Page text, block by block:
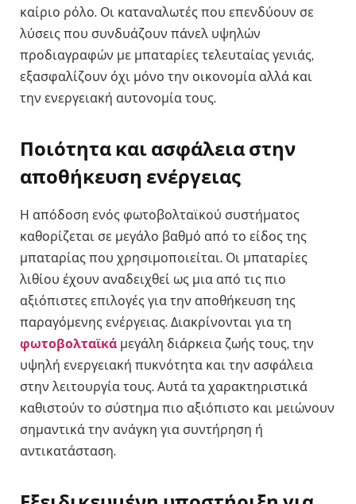
καίριο ρόλο. Οι καταναλωτές που επενδύουν σε
λύσεις που συνδυάζουν πάνελ υψηλών
προδιαγραφών με μπαταρίες τελευταίας γενιάς,
εξασφαλίζουν όχι μόνο την οικονομία αλλά και
την ενεργειακή αυτονομία τους.
Ποιότητα και ασφάλεια στην
αποθήκευση ενέργειας
Η απόδοση ενός φωτοβολταϊκού συστήματος
καθορίζεται σε μεγάλο βαθμό από το είδος της
μπαταρίας που χρησιμοποιείται. Οι μπαταρίες
λιθίου έχουν αναδειχθεί ως μια από τις πιο
αξιόπιστες επιλογές για την αποθήκευση της
παραγόμενης ενέργειας. Διακρίνονται για τη
φωτοβολταϊκά μεγάλη διάρκεια ζωής τους, την
υψηλή ενεργειακή πυκνότητα και την ασφάλεια
στην λειτουργία τους. Αυτά τα χαρακτηριστικά
καθιστούν το σύστημα πιο αξιόπιστο και μειώνουν
σημαντικά την ανάγκη για συντήρηση ή
αντικατάσταση.